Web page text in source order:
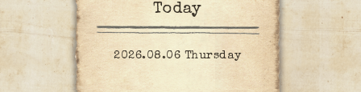
Today
2026.08.06 Thursday